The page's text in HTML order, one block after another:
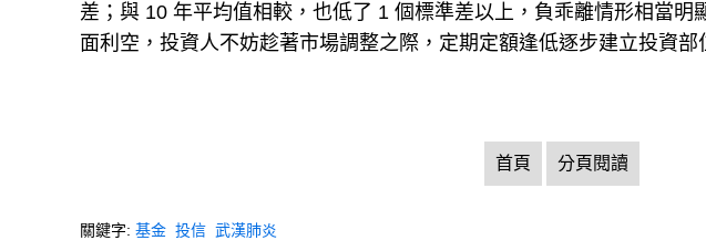
差；與 10 年平均值相較，也低了 1 個標準差以上，負乖離情形相當
面利空，投資人不妨趁著市場調整之際，定期定額逢低逐步建立投資部
首頁 分頁閱讀
關鍵字: 基金 投信 武漢肺炎